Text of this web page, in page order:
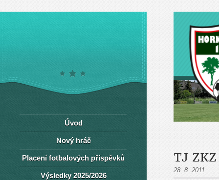
TJ
28. 8. 2011
Úvod
Nový hráč
Placení fotbalových příspěvků
Výsledky 2025/2026